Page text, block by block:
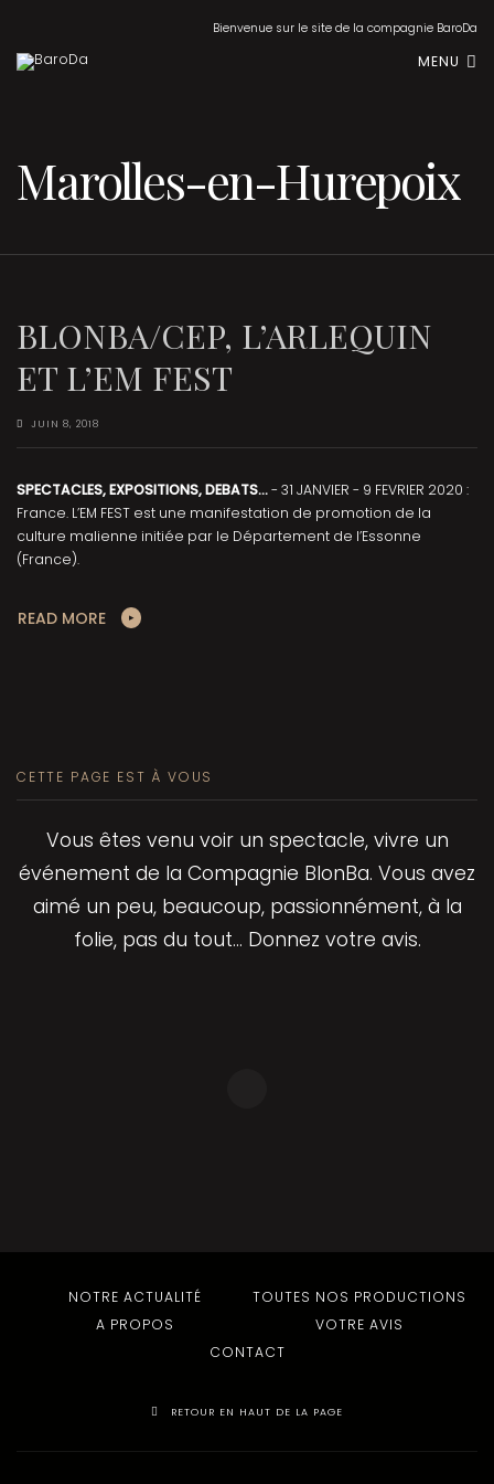
Bienvenue sur le site de la compagnie BaroDa
MENU
Marolles-en-Hurepoix
BLONBA/CEP, L’ARLEQUIN
ET L’EM FEST
JUIN 8, 2018
SPECTACLES, EXPOSITIONS, DEBATS...- 31 JANVIER - 9 FEVRIER 2020 :
France. L’EM FEST est une manifestation de promotion de la
culture malienne initiée par le Département de l’Essonne
(France).
READ MORE
CETTE PAGE EST À VOUS
Vous êtes venu voir un spectacle, vivre un
événement de la Compagnie BlonBa. Vous avez
aimé un peu, beaucoup, passionnément, à la
folie, pas du tout… Donnez votre avis.
NOTRE ACTUALITÉ
TOUTES NOS PRODUCTIONS
A PROPOS
VOTRE AVIS
CONTACT
RETOUR EN HAUT DE LA PAGE